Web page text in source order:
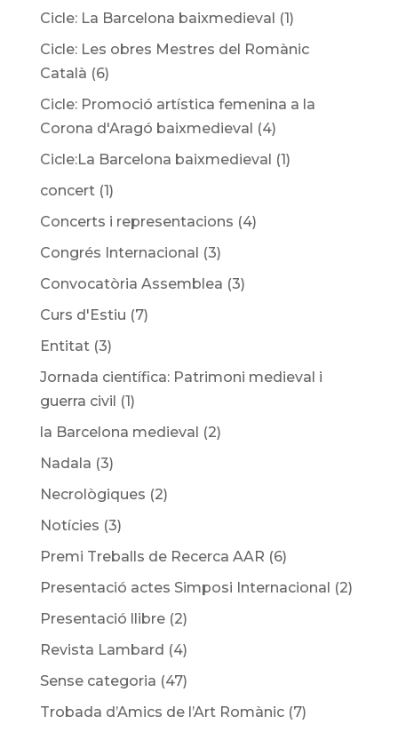
Cicle: La Barcelona baixmedieval (1)
Cicle: Les obres Mestres del Romànic
Català (6)
Cicle: Promoció artística femenina a la
Corona d'Aragó baixmedieval (4)
Cicle:La Barcelona baixmedieval (1)
concert(1)
Concerts i representacions (4)
Congrés Internacional (3)
Convocatòria Assemblea (3)
Curs d'Estiu (7)
Entitat(3)
Jornada científica: Patrimoni medieval i
guerra civil (1)
la Barcelona medieval (2)
Nadala (3)
Necrològiques (2)
Notícies (3)
Premi Treballs de Recerca AAR (6)
Presentació actes Simposi Internacional (2)
Presentació llibre(2)
Revista Lambard (4)
Sense categoria (47)
Trobada d’Amics de l’Art Romànic(7)